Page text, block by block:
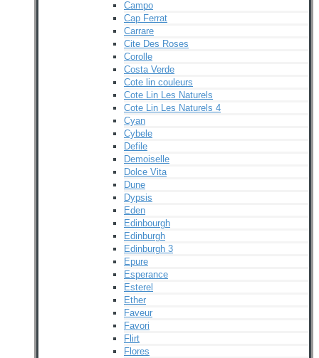
Campo
Cap Ferrat
Carrare
Cite Des Roses
Corolle
Costa Verde
Cote lin couleurs
Cote Lin Les Naturels
Cote Lin Les Naturels 4
Cyan
Cybele
Defile
Demoiselle
Dolce Vita
Dune
Dypsis
Eden
Edinbourgh
Edinburgh
Edinburgh 3
Epure
Esperance
Esterel
Ether
Faveur
Favori
Flirt
Flores